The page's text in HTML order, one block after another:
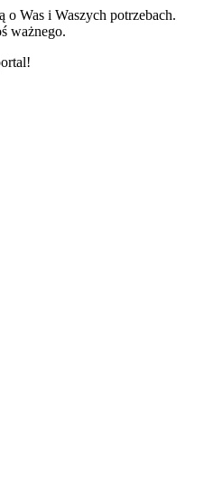
o Was i Waszych potrzebach.
ważnego.